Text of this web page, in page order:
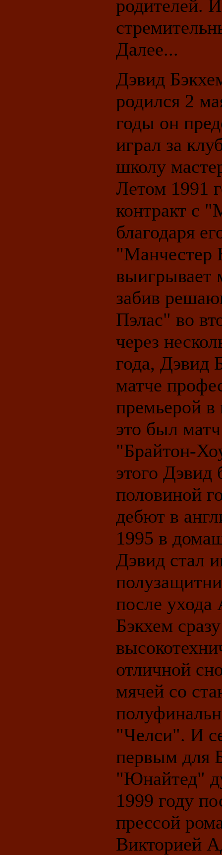
родителей.
Далее...
Дэвид
родился 2
годы он
играл за
школу
Летом 1991
контракт с
благодаря
"Манчестер
выигрывает
забив
Пэлас" во
через
года, Дэвид
матче
премьерой в
это был
"Брайтон-
этого
половиной
дебют в
1995 в
Дэвид стал
после ухода
Бэкхем
отличной
мячей со
"Челси". И
первым для
"Юнайтед"
1999 году
прессой
Викторией